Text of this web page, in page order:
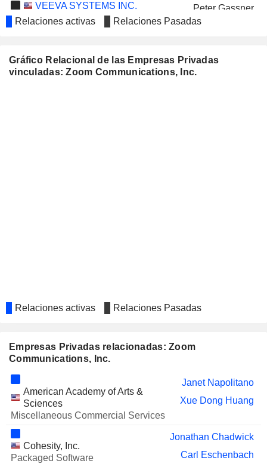
VEEVA SYSTEMS INC.
Peter Gassner
FIGMA, INC.
SONIX TECHNOLOGY CO.,LTD.
Samuel Chen
Relaciones activas Relaciones Pasadas
Gráfico Relacional de las Empresas Privadas
vinculadas: Zoom Communications, Inc.
Relaciones activas Relaciones Pasadas
Empresas Privadas relacionadas: Zoom
Communications, Inc.
American Academy of Arts &
Sciences
Miscellaneous Commercial Services
Janet Napolitano
Xue Dong Huang
Cohesity, Inc.
Packaged Software
Jonathan Chadwick
Carl Eschenbach